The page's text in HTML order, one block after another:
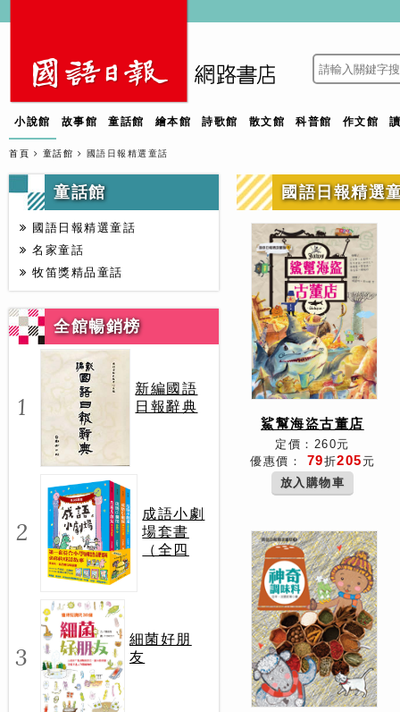
小說館 故事館 童話館 繪本館 詩歌館 散文館 科普館 作文館
首頁 童話館 國語日報精選童話
童話館
國語日報精選童話
名家童話
牧笛獎精品童話
全館暢銷榜
1
新編國語
日報辭典
2
成語小劇
場套書
（全四
3
細菌好朋
友
國語日報精選
鯊幫海盜古董店
定價：260元
優惠價： 79折205 元
放入購物車